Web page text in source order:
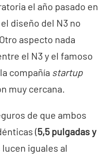
el año pasado en
diseño del N3 no
aspecto nada
el N3 y el famoso
compañía startup
muy cercana.
de que ambos
(5,5 pulgadas y
lucen iguales al